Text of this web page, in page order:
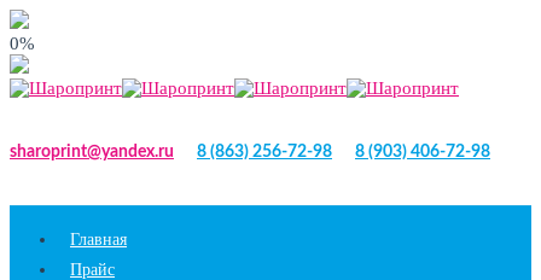
0%
sharoprint@yandex.ru 8 (863) 256-72-98 8 (903) 406-72-98
Главная
Прайс